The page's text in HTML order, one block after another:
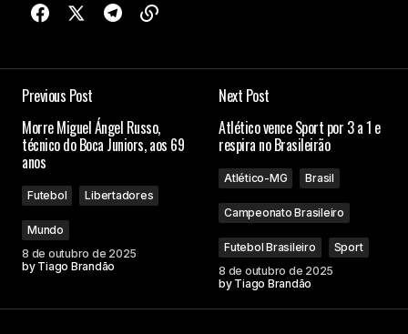
Previous Post
Morre Miguel Ángel Russo,
técnico do Boca Juniors, aos 69
anos
Futebol Libertadores
Mundo
8 de outubro de 2025
by Tiago Brandão
Next Post
Atlético vence Sport por 3 a 1 e
respira no Brasileirão
Atlético-MG Brasil
Campeonato Brasileiro
Futebol Brasileiro
Sport
8 de outubro de 2025
by Tiago Brandão